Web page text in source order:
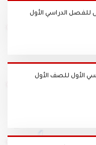
للفصل الدراسي الأول
الأول للصف الأول